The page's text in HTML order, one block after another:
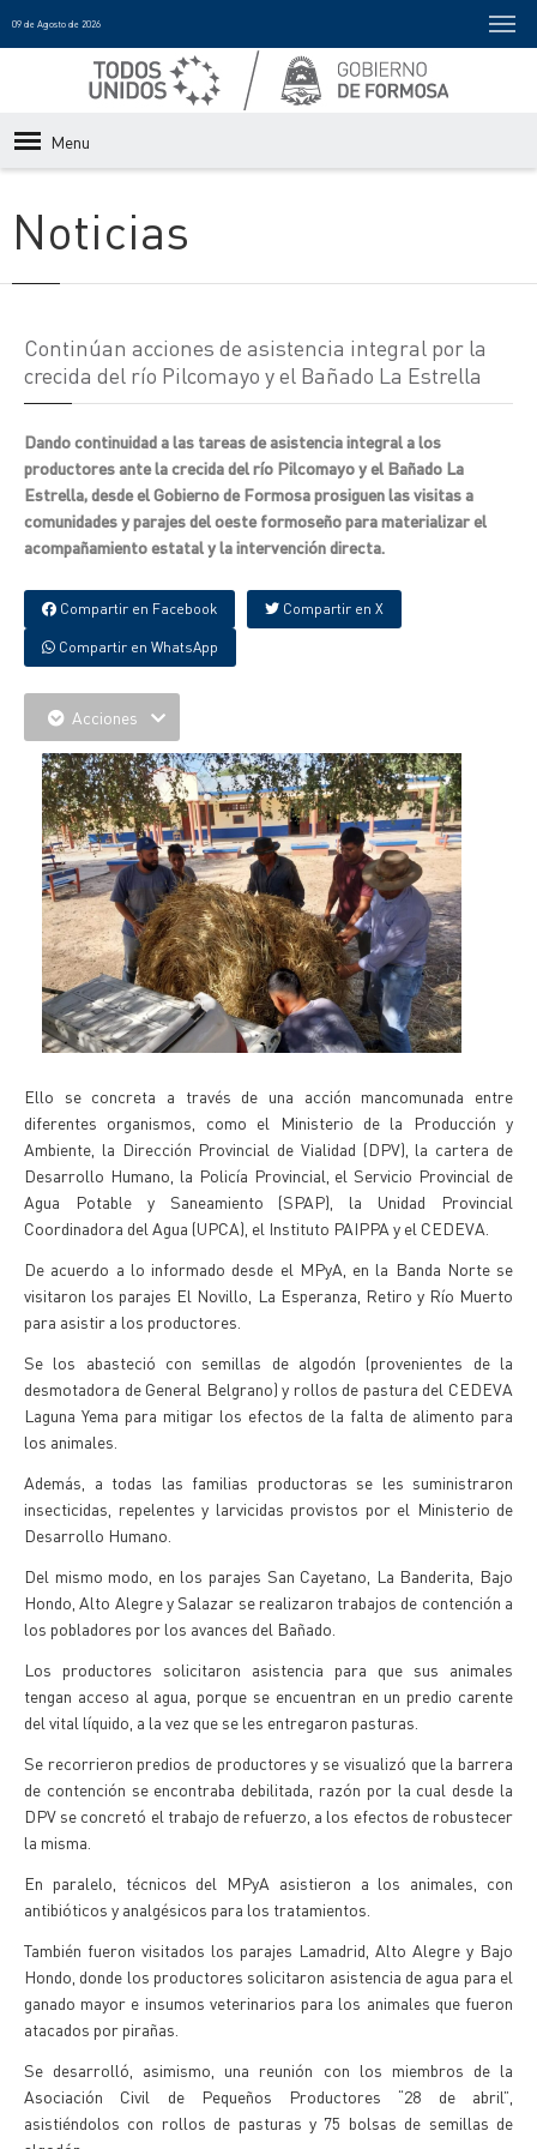
09 de Agosto de 2026
Menu
Noticias
Continúan acciones de asistencia integral por la
crecida del río Pilcomayo y el Bañado La Estrella
Dando continuidad a las tareas de asistencia integral a los
productores ante la crecida del río Pilcomayo y el Bañado La
Estrella, desde el Gobierno de Formosa prosiguen las visitas a
comunidades y parajes del oeste formoseño para materializar el
acompañamiento estatal y la intervención directa.
Compartir en Facebook Compartir en X
Compartir en WhatsApp
Acciones
Ello se concreta a través de una acción mancomunada entre
diferentes organismos, como el Ministerio de la Producción y
Ambiente, la Dirección Provincial de Vialidad (DPV), la cartera de
Desarrollo Humano, la Policía Provincial, el Servicio Provincial de
Agua Potable y Saneamiento (SPAP), la Unidad Provincial
Coordinadora del Agua (UPCA), el Instituto PAIPPA y el CEDEVA.
De acuerdo a lo informado desde el MPyA, en la Banda Norte se
visitaron los parajes El Novillo, La Esperanza, Retiro y Río Muerto
para asistir a los productores.
Se los abasteció con semillas de algodón (provenientes de la
desmotadora de General Belgrano) y rollos de pastura del CEDEVA
Laguna Yema para mitigar los efectos de la falta de alimento para
los animales.
Además, a todas las familias productoras se les suministraron
insecticidas, repelentes y larvicidas provistos por el Ministerio de
Desarrollo Humano.
Del mismo modo, en los parajes San Cayetano, La Banderita, Bajo
Hondo, Alto Alegre y Salazar se realizaron trabajos de contención a
los pobladores por los avances del Bañado.
Los productores solicitaron asistencia para que sus animales
tengan acceso al agua, porque se encuentran en un predio carente
del vital líquido, a la vez que se les entregaron pasturas.
Se recorrieron predios de productores y se visualizó que la barrera
de contención se encontraba debilitada, razón por la cual desde la
DPV se concretó el trabajo de refuerzo, a los efectos de robustecer
la misma.
En paralelo, técnicos del MPyA asistieron a los animales, con
antibióticos y analgésicos para los tratamientos.
También fueron visitados los parajes Lamadrid, Alto Alegre y Bajo
Hondo, donde los productores solicitaron asistencia de agua para el
ganado mayor e insumos veterinarios para los animales que fueron
atacados por pirañas.
Se desarrolló, asimismo, una reunión con los miembros de la
Asociación Civil de Pequeños Productores “28 de abril”,
asistiéndolos con rollos de pasturas y 75 bolsas de semillas de